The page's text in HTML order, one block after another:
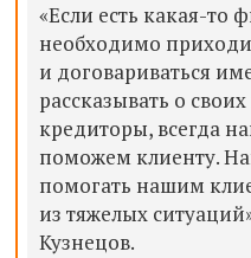
«Если есть какая-то
необходимо
и договариваться
рассказывать о
кредиторы, всегда
поможем клиенту.
помогать нашим
из тяжелых
Кузнецов.